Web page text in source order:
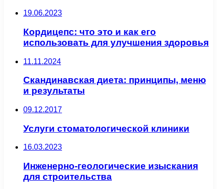
19.06.2023
Кордицепс: что это и как его
использовать для улучшения здоровья
11.11.2024
Скандинавская диета: принципы, меню
и результаты
09.12.2017
Услуги стоматологической клиники
16.03.2023
Инженерно-геологические изыскания
для строительства